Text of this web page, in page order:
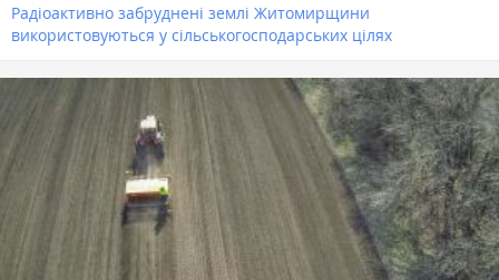
Радіоактивно забруднені землі Житомирщини
використовуються у сільськогосподарських цілях